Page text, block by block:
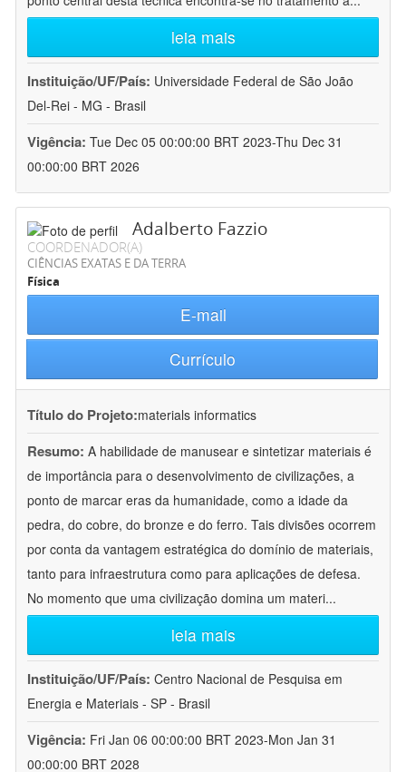
leia mais
Instituição/UF/País: Universidade Federal de São João
Del-Rei - MG - Brasil
Vigência: Tue Dec 05 00:00:00 BRT 2023-Thu Dec 31
00:00:00 BRT 2026
Adalberto Fazzio
COORDENADOR(A)
CIÊNCIAS EXATAS E DA TERRA
Física
E-mail
Currículo
Título do Projeto:materials informatics
Resumo: A habilidade de manusear e sintetizar materiais é
de importância para o desenvolvimento de civilizações, a
ponto de marcar eras da humanidade, como a idade da
pedra, do cobre, do bronze e do ferro. Tais divisões ocorrem
por conta da vantagem estratégica do domínio de materiais,
tanto para infraestrutura como para aplicações de defesa.
No momento que uma civilização domina um materi...
leia mais
Instituição/UF/País: Centro Nacional de Pesquisa em
Energia e Materiais - SP - Brasil
Vigência: Fri Jan 06 00:00:00 BRT 2023-Mon Jan 31
00:00:00 BRT 2028